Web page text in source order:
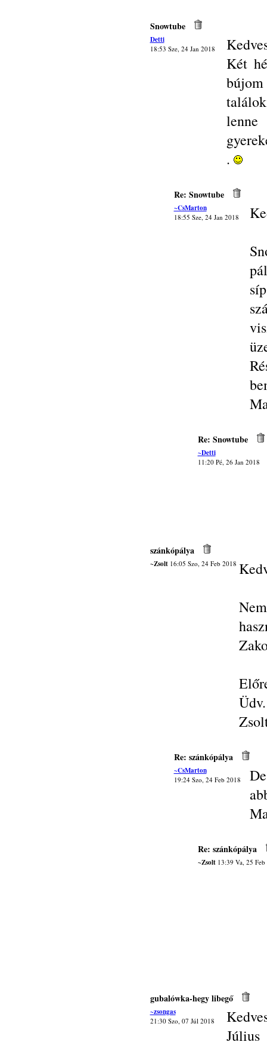
Snowtube
Detti
18:53 Sze, 24 Jan 2018
Két
bújom
lenne
.
Re: Snowtube
~CsMarton
18:55 Sze, 24 Jan 2018
Re: Snowtube
~Detti
11:20 Pé, 26 Jan 2018
szánkópálya
~Zsolt16:05 Szo, 24 Feb 2018
Üdv.
Re: szánkópálya
~CsMarton
19:24 Szo, 24 Feb 2018
Re: szánkópálya
~Zsolt13:39 Va, 25 Feb
gubalówka-hegy libegő
~zsongas
21:30 Szo, 07 Júl 2018